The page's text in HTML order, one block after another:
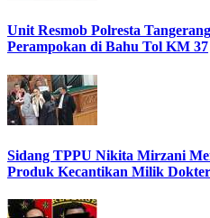
Unit Resmob Polresta
Perampokan di Bahu Tol KM 37
Sidang TPPU Nikita Mirzani
Produk Kecantikan Milik Dokter